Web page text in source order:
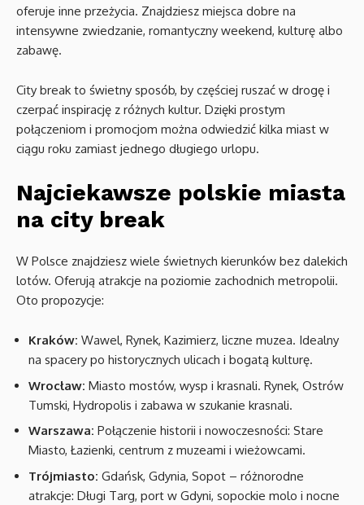
oferuje inne przeżycia. Znajdziesz miejsca dobre na
intensywne zwiedzanie, romantyczny weekend, kulturę albo
zabawę.
City break to świetny sposób, by częściej ruszać w drogę i
czerpać inspirację z różnych kultur. Dzięki prostym
połączeniom i promocjom można odwiedzić kilka miast w
ciągu roku zamiast jednego długiego urlopu.
Najciekawsze polskie miasta
na city break
W Polsce znajdziesz wiele świetnych kierunków bez dalekich
lotów. Oferują atrakcje na poziomie zachodnich metropolii.
Oto propozycje:
Kraków: Wawel, Rynek, Kazimierz, liczne muzea. Idealny
na spacery po historycznych ulicach i bogatą kulturę.
Wrocław: Miasto mostów, wysp i krasnali. Rynek, Ostrów
Tumski, Hydropolis i zabawa w szukanie krasnali.
Warszawa: Połączenie historii i nowoczesności: Stare
Miasto, Łazienki, centrum z muzeami i wieżowcami.
Trójmiasto: Gdańsk, Gdynia, Sopot – różnorodne
atrakcje: Długi Targ, port w Gdyni, sopockie molo i nocne